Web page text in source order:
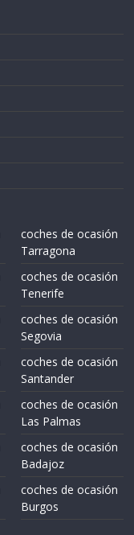
coches de ocasión
Tarragona
coches de ocasión
Tenerife
coches de ocasión
Segovia
coches de ocasión
Santander
coches de ocasión
Las Palmas
coches de ocasión
Badajoz
coches de ocasión
Burgos